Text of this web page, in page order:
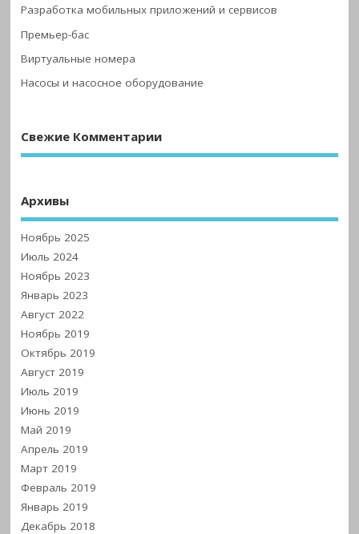
Разработка мобильных приложений и сервисов
Премьер-бас
Виртуальные номера
Насосы и насосное оборудование
Свежие Комментарии
Архивы
Ноябрь 2025
Июль 2024
Ноябрь 2023
Январь 2023
Август 2022
Ноябрь 2019
Октябрь 2019
Август 2019
Июль 2019
Июнь 2019
Май 2019
Апрель 2019
Март 2019
Февраль 2019
Январь 2019
Декабрь 2018